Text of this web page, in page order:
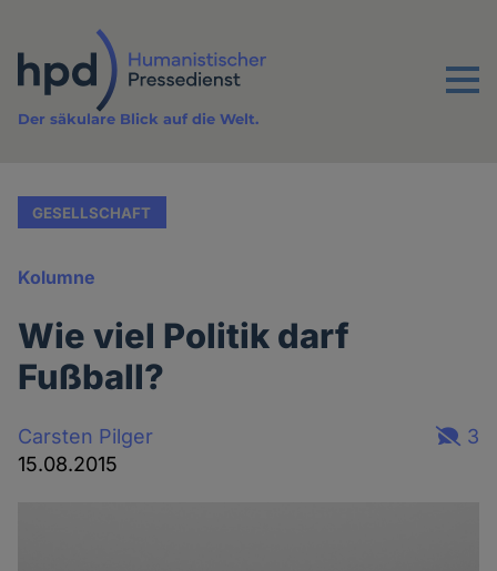
Inhalt
Menu
Der säkulare Blick auf die Welt.
GESELLSCHAFT
Kolumne
Wie viel Politik darf
Fußball?
Carsten Pilger
15.08.2015
3